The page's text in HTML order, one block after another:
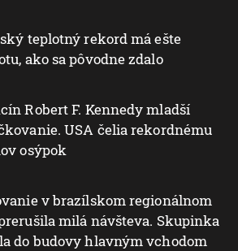
teplotný rekord má ešte
ako sa pôvodne zdalo
Robert F. Kennedy mladší
USA čelia rekordnému
osýpok
v brazílskom regionálnom
milá návšteva. Skupinka
do budovy hlavným vchodom